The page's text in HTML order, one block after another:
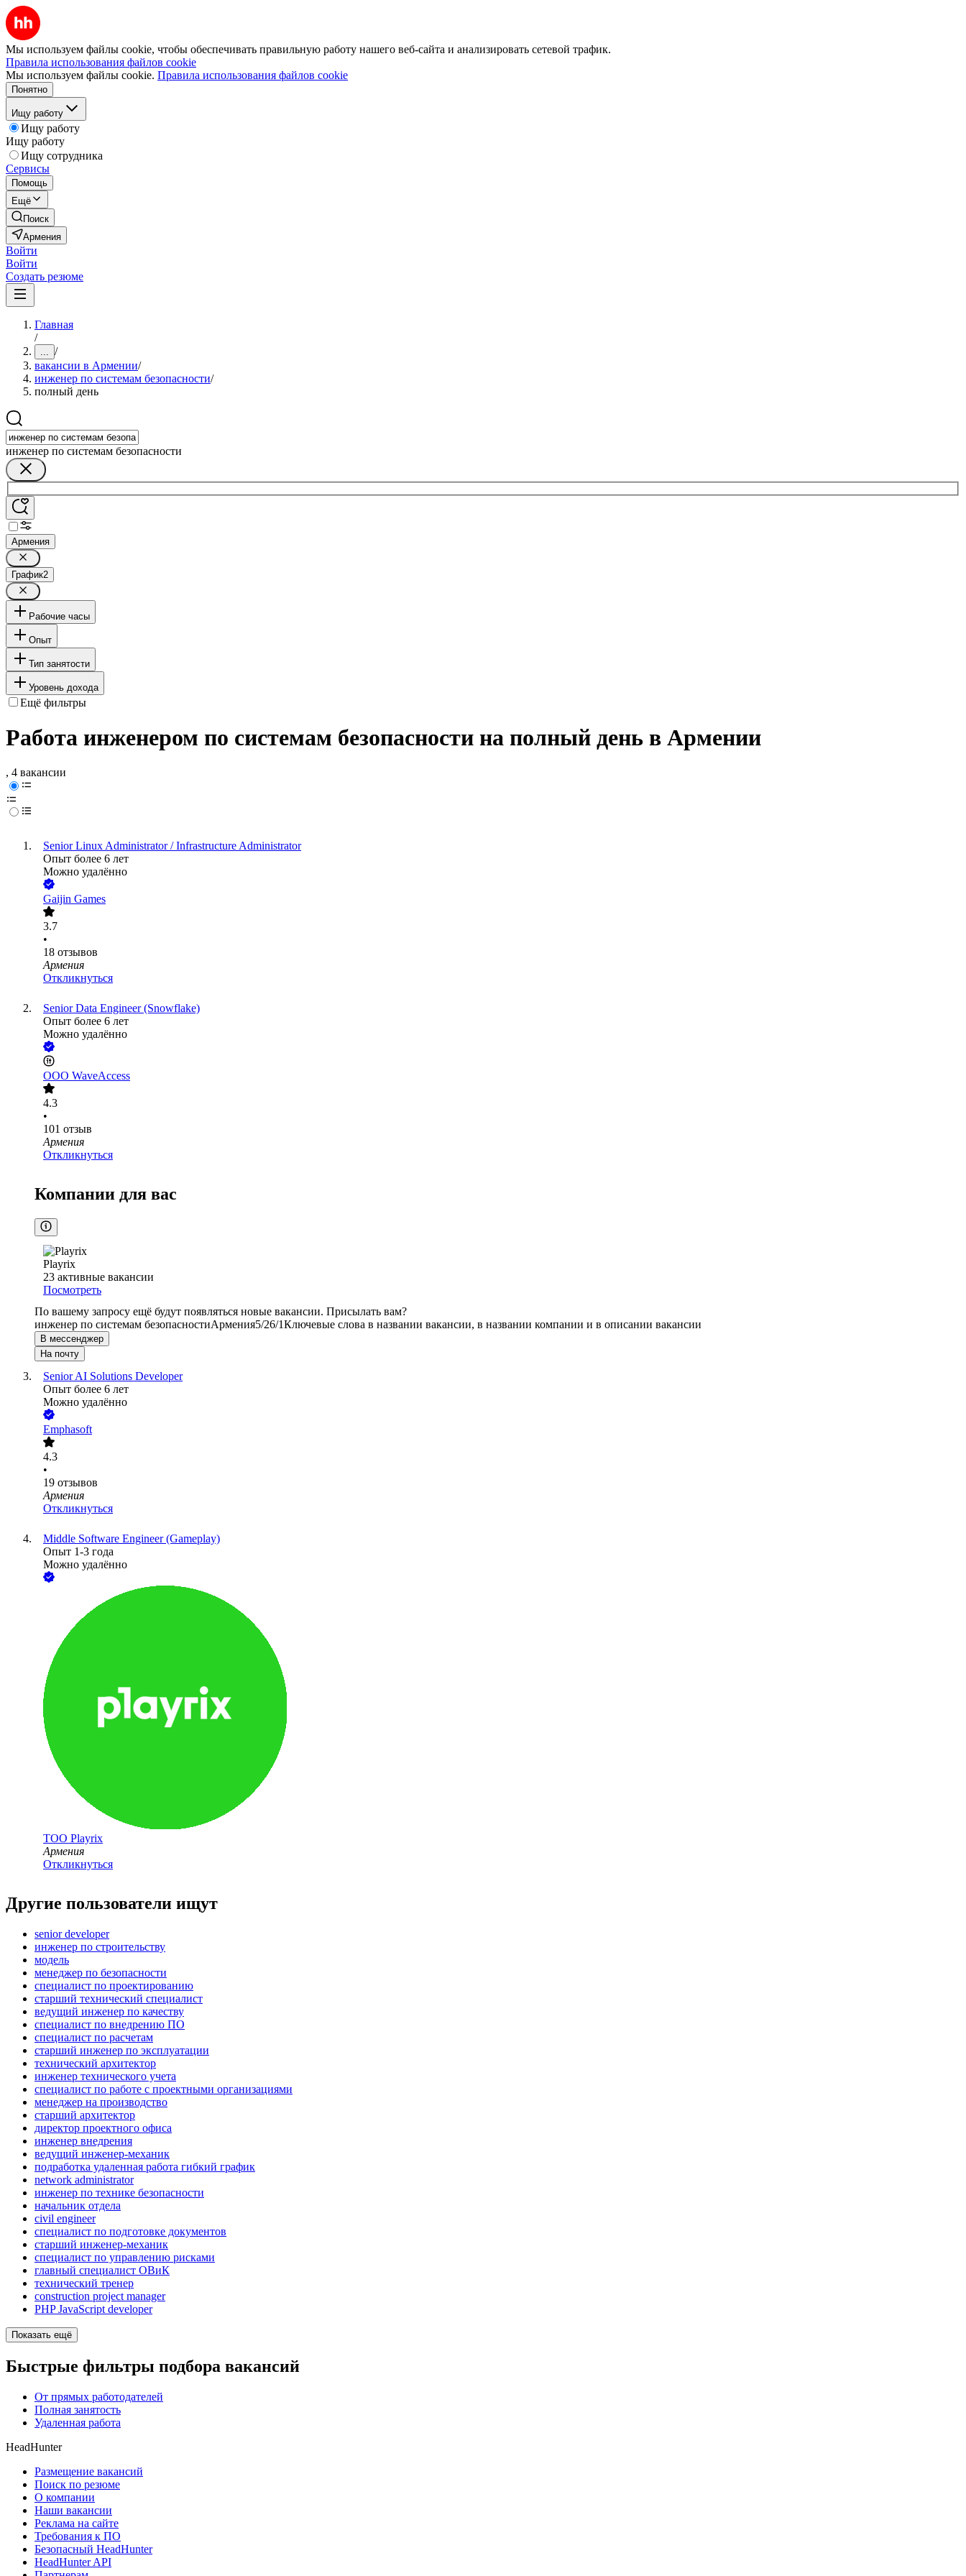
Мы используем файлы cookie, чтобы обеспечивать правильную работу нашего веб-сайта и анализировать сетевой трафик.
Правила использования файлов cookie
Мы используем файлы cookie. Правила использования файлов cookie
Понятно
Ищу работу
Ищу работу
Ищу работу
Ищу сотрудника
Сервисы
Помощь
Ещё
Поиск
Армения
Войти
Войти
Создать резюме
Главная
/
... /
вакансии в Армении/
инженер по системам безопасности/
полный день
инженер по системам безопасности
Армения
График2
Рабочие часы
Опыт
Тип занятости
Уровень дохода
Ещё фильтры
Работа инженером по системам безопасности на полный день в Армении
, 4 вакансии
Senior Linux Administrator / Infrastructure Administrator
Опыт более 6 лет
Можно удалённо
Gaijin Games
3.7
•
18 отзывов
Армения
Откликнуться
Senior Data Engineer (Snowflake)
Опыт более 6 лет
Можно удалённо
ООО WaveAccess
4.3
•
101 отзыв
Армения
Откликнуться
Компании для вас
Playrix
23 активные вакансии
Посмотреть
По вашему запросу ещё будут появляться новые вакансии. Присылать вам?
инженер по системам безопасностиАрмения5/26/1Ключевые слова в названии вакансии, в названии компании и в описании вакансии
В мессенджер
На почту
Senior AI Solutions Developer
Опыт более 6 лет
Можно удалённо
Emphasoft
4.3
•
19 отзывов
Армения
Откликнуться
Middle Software Engineer (Gameplay)
Опыт 1-3 года
Можно удалённо
ТОО Playrix
Армения
Откликнуться
Другие пользователи ищут
senior developer
инженер по строительству
модель
менеджер по безопасности
специалист по проектированию
старший технический специалист
ведущий инженер по качеству
специалист по внедрению ПО
специалист по расчетам
старший инженер по эксплуатации
технический архитектор
инженер технического учета
специалист по работе с проектными организациями
менеджер на производство
старший архитектор
директор проектного офиса
инженер внедрения
ведущий инженер-механик
подработка удаленная работа гибкий график
network administrator
инженер по технике безопасности
начальник отдела
civil engineer
специалист по подготовке документов
старший инженер-механик
специалист по управлению рисками
главный специалист ОВиК
технический тренер
construction project manager
PHP JavaScript developer
Показать ещё
Быстрые фильтры подбора вакансий
От прямых работодателей
Полная занятость
Удаленная работа
HeadHunter
Размещение вакансий
Поиск по резюме
О компании
Наши вакансии
Реклама на сайте
Требования к ПО
Безопасный HeadHunter
HeadHunter API